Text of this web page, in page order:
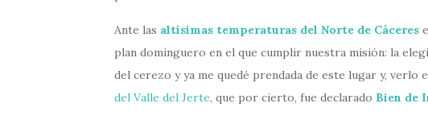
Ante las altísimas temperaturas del Norte de Cáceres
plan dominguero en el que cumplir nuestra misión: la
del cerezo y ya me quedé prendada de este lugar y,
del Valle del Jerte, que por cierto, fue declarado Bien de